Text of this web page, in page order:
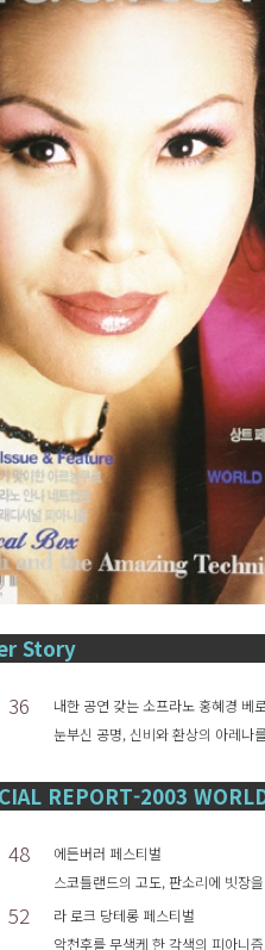
Story
36
내한 공연 갖는 소프라노 홍혜경 베
눈부신 공명, 신비와 환상의 아레나
REPORT-2003
48
에든버러 페스티벌
스코틀랜드의 고도, 판소리에 빗장
52
라 로크 당테롱 페스티벌
악천후를 무색케 한 각색의 피아니즘